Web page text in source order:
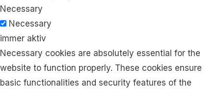
Necessary
Necessary
immer aktiv
Necessary cookies are absolutely essential for the
website to function properly. These cookies ensure
basic functionalities and security features of the